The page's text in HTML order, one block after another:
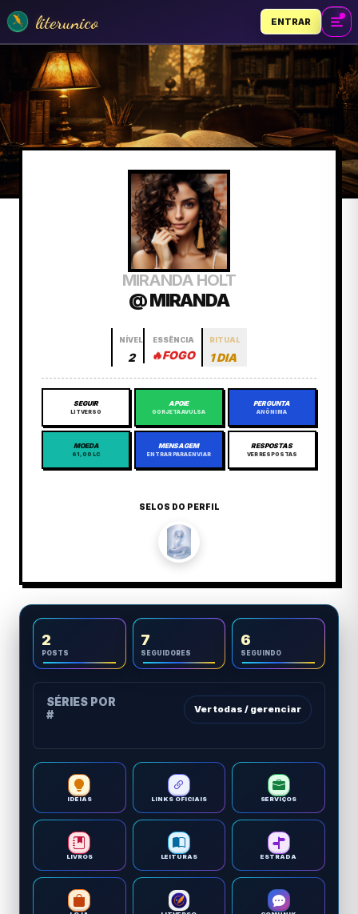
literunico ENTRAR
MIRANDA HOLT
@ MIRANDA
NÍVEL
2
ESSÊNCIA
🔥FOGO
RITUAL
1 DIA
SEGUIR
LITVERSO
APOIE
GORJETA AVULSA
PERGUNTA
ANÔNIMA
MOEDA
61,00 LC
MENSAGEM
ENTRAR PARA ENVIAR
RESPOSTAS
VER RESPOSTAS
SELOS DO PERFIL
2
POSTS
7
SEGUIDORES
6
SEGUINDO
SÉRIES POR
#
Ver todas / gerenciar
IDEIAS LINKS OFICIAIS SERVIÇOS
LIVROS LEITURAS ESTRADA